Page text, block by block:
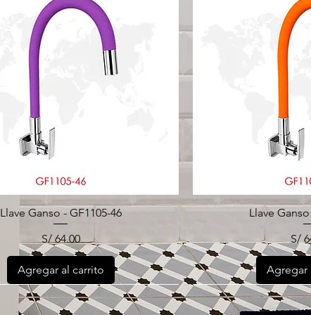
Llave Ganso - GF1105-46
Precio
S/ 64.00
Agregar al carrito
Llave
S/
Agregar